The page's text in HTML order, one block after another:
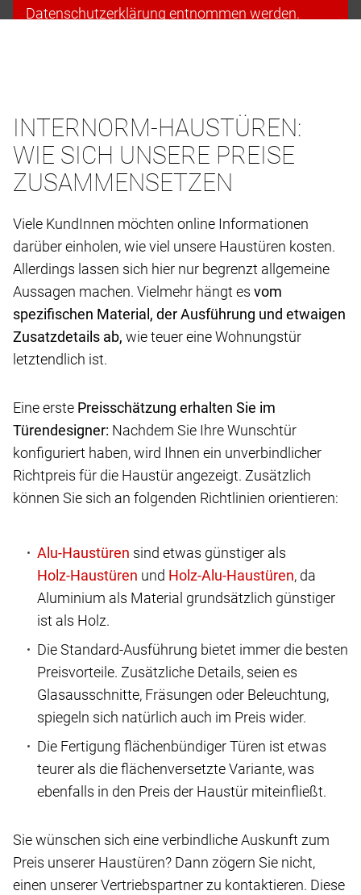
Datenschutzerklärung entnommen werden.
INTERNORM-HAUSTÜREN:
WIE SICH UNSERE PREISE
ZUSAMMENSETZEN
Viele KundInnen möchten online Informationen
darüber einholen, wie viel unsere Haustüren kosten.
Allerdings lassen sich hier nur begrenzt allgemeine
Aussagen machen. Vielmehr hängt es vom
spezifischen Material, der Ausführung und etwaigen
Zusatzdetails ab, wie teuer eine Wohnungstür
letztendlich ist.
Eine erste Preisschätzung erhalten Sie im
Türendesigner: Nachdem Sie Ihre Wunschtür
konfiguriert haben, wird Ihnen ein unverbindlicher
Richtpreis für die Haustür angezeigt. Zusätzlich
können Sie sich an folgenden Richtlinien orientieren:
sind etwas günstiger als
und
, da
Aluminium als Material grundsätzlich günstiger
ist als Holz.
Die Standard-Ausführung bietet immer die besten
Preisvorteile. Zusätzliche Details, seien es
Glasausschnitte, Fräsungen oder Beleuchtung,
spiegeln sich natürlich auch im Preis wider.
Die Fertigung flächenbündiger Türen ist etwas
teurer als die flächenversetzte Variante, was
ebenfalls in den Preis der Haustür miteinfließt.
Sie wünschen sich eine verbindliche Auskunft zum
Preis unserer Haustüren? Dann zögern Sie nicht,
einen unserer Vertriebspartner zu kontaktieren. Diese